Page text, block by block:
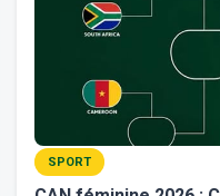
SPORT